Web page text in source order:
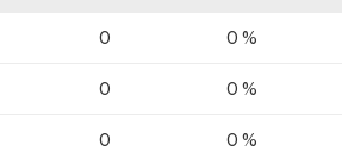
0 0 %
0 0 %
0 0 %